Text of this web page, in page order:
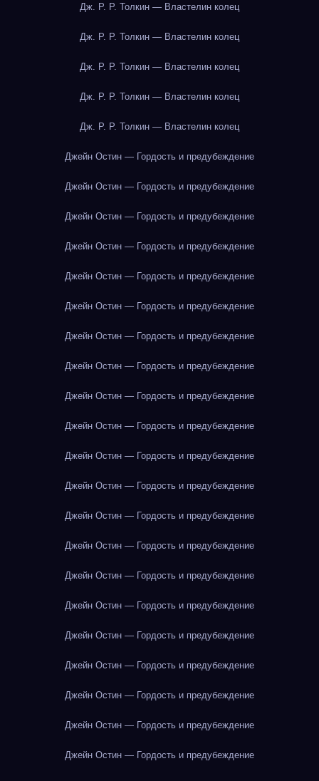
Дж. Р. Р. Толкин — Властелин колец
Дж. Р. Р. Толкин — Властелин колец
Дж. Р. Р. Толкин — Властелин колец
Дж. Р. Р. Толкин — Властелин колец
Дж. Р. Р. Толкин — Властелин колец
Джейн Остин — Гордость и предубеждение
Джейн Остин — Гордость и предубеждение
Джейн Остин — Гордость и предубеждение
Джейн Остин — Гордость и предубеждение
Джейн Остин — Гордость и предубеждение
Джейн Остин — Гордость и предубеждение
Джейн Остин — Гордость и предубеждение
Джейн Остин — Гордость и предубеждение
Джейн Остин — Гордость и предубеждение
Джейн Остин — Гордость и предубеждение
Джейн Остин — Гордость и предубеждение
Джейн Остин — Гордость и предубеждение
Джейн Остин — Гордость и предубеждение
Джейн Остин — Гордость и предубеждение
Джейн Остин — Гордость и предубеждение
Джейн Остин — Гордость и предубеждение
Джейн Остин — Гордость и предубеждение
Джейн Остин — Гордость и предубеждение
Джейн Остин — Гордость и предубеждение
Джейн Остин — Гордость и предубеждение
Джейн Остин — Гордость и предубеждение